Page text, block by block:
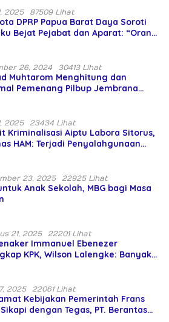
2025 87509 Lihat
DPRP Papua Barat Daya Soroti
Bejat Pejabat dan Aparat: “Orang
26, 2024 30413 Lihat
Muhtarom Menghitung dan
Pemenang Pilbup Jembrana
2025 23434 Lihat
Kriminalisasi Aiptu Labora Sitorus,
HAM: Terjadi Penyalahgunaan
23, 2025 22925 Lihat
Anak Sekolah, MBG bagi Masa
21, 2025 22201 Lihat
Immanuel Ebenezer
KPK, Wilson Lalengke: Banyak
2025 22061 Lihat
Kebijakan Pemerintah Frans
dengan Tegas, PT. Berantas